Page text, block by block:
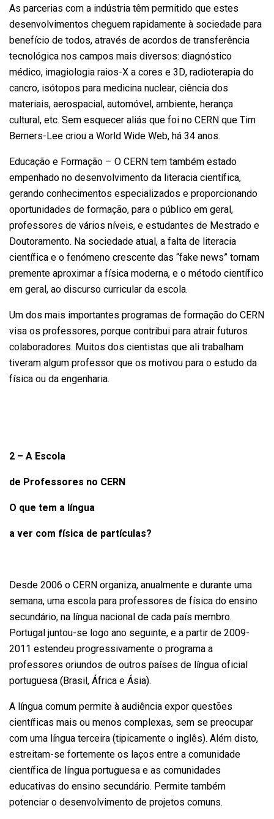
As parcerias com a indústria têm permitido que estes
desenvolvimentos cheguem rapidamente à sociedade para
benefício de todos, através de acordos de transferência
tecnológica nos campos mais diversos: diagnóstico
médico, imagiologia raios-X a cores e 3D, radioterapia do
cancro, isótopos para medicina nuclear, ciência dos
materiais, aerospacial, automóvel, ambiente, herança
cultural, etc. Sem esquecer aliás que foi no CERN que Tim
Berners-Lee criou a World Wide Web, há 34 anos.
Educação e Formação – O CERN tem também estado
empenhado no desenvolvimento da literacia científica,
gerando conhecimentos especializados e proporcionando
oportunidades de formação, para o público em geral,
professores de vários níveis, e estudantes de Mestrado e
Doutoramento. Na sociedade atual, a falta de literacia
científica e o fenómeno crescente das “fake news” tornam
premente aproximar a física moderna, e o método científico
em geral, ao discurso curricular da escola.
Um dos mais importantes programas de formação do CERN
visa os professores, porque contribui para atrair futuros
colaboradores. Muitos dos cientistas que ali trabalham
tiveram algum professor que os motivou para o estudo da
física ou da engenharia.
2 – A Escola
de Professores no CERN
O que tem a língua
a ver com física de partículas?
Desde 2006 o CERN organiza, anualmente e durante uma
semana, uma escola para professores de física do ensino
secundário, na língua nacional de cada país membro.
Portugal juntou-se logo ano seguinte, e a partir de 2009-
2011 estendeu progressivamente o programa a
professores oriundos de outros países de língua oficial
portuguesa (Brasil, África e Ásia).
A língua comum permite à audiência expor questões
científicas mais ou menos complexas, sem se preocupar
com uma língua terceira (tipicamente o inglês). Além disto,
estreitam-se fortemente os laços entre a comunidade
científica de língua portuguesa e as comunidades
educativas do ensino secundário. Permite também
potenciar o desenvolvimento de projetos comuns.